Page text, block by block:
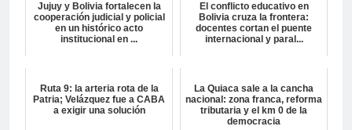
Jujuy y Bolivia fortalecen la
cooperación judicial y policial
en un histórico acto
institucional en ...
El conflicto educativo en
Bolivia cruza la frontera:
docentes cortan el puente
internacional y paral...
Ruta 9: la arteria rota de la
Patria; Velázquez fue a CABA
a exigir una solución
La Quiaca sale a la cancha
nacional: zona franca, reforma
tributaria y el km 0 de la
democracia